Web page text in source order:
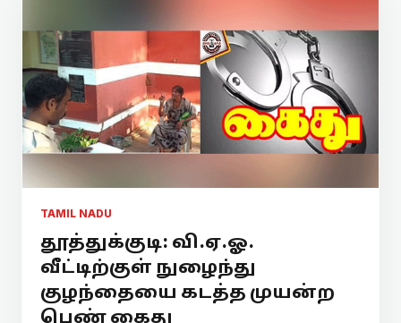
TAMIL NADU
தூத்துக்குடி: வி.ஏ.ஓ.
வீட்டிற்குள் நுழைந்து
குழந்தையை கடத்த முயன்ற
பெண் கைது